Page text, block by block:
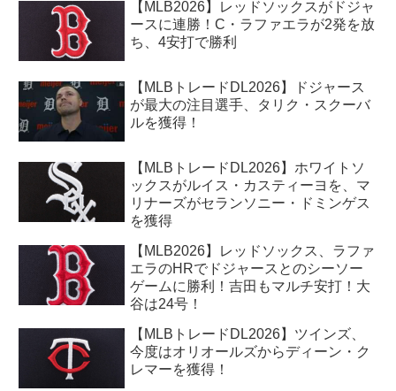
【MLB2026】レッドソックスがドジャ
ースに連勝！C・ラファエラが2発を放
ち、4安打で勝利
【MLBトレードDL2026】ドジャース
が最大の注目選手、タリク・スクーバ
ルを獲得！
【MLBトレードDL2026】ホワイトソ
ックスがルイス・カスティーヨを、マ
リナーズがセランソニー・ドミンゲス
を獲得
【MLB2026】レッドソックス、ラファ
エラのHRでドジャースとのシーソー
ゲームに勝利！吉田もマルチ安打！大
谷は24号！
【MLBトレードDL2026】ツインズ、
今度はオリオールズからディーン・ク
レマーを獲得！